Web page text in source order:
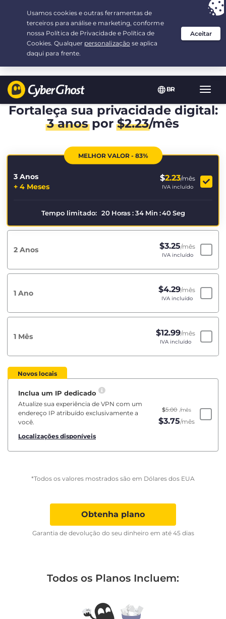
BR
Sua escolha:a melhor ofertapor 3.3333333333333-ano(s) a $
/mês
Fortaleça sua privacidade digital:
3 anospor$2.23/mês
MELHOR VALOR - 83%
3 Anos
+ 4 Meses
$2.23/mês
IVA incluído
Tempo limitado: 20 Horas : 34 Min :40 Seg
2 Anos $3.25/mês
IVA incluído
1 Ano $4.29/mês
IVA incluído
1 Mês $12.99/mês
IVA incluído
Novos locais
Inclua um IP dedicado
Atualize sua experiência de VPN com um
endereço IP atribuído exclusivamente a
você.
Localizações disponíveis
$5.00 /mês
$3.75/mês
*Todos os valores mostrados são em Dólares dos EUA
Obtenha plano
Garantia de devolução do seu dinheiro em até 45 dias
Todos os Planos Incluem: